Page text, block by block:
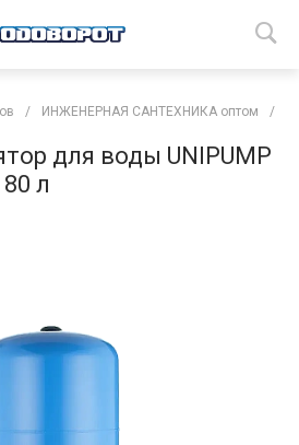
/ ИНЖЕНЕРНАЯ САНТЕХНИКА оптом /
для воды UNIPUMP
л